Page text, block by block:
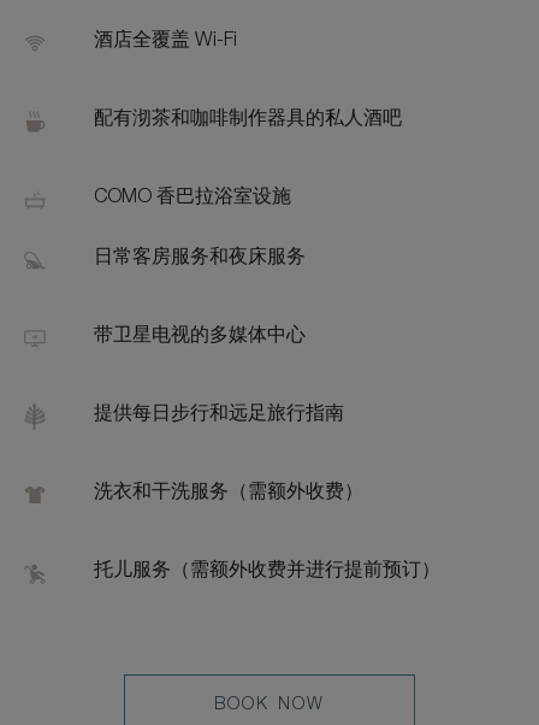
酒店全覆盖 Wi-Fi
配有沏茶和咖啡制作器具的私人酒吧
COMO 香巴拉浴室设施
日常客房服务和夜床服务
带卫星电视的多媒体中心
提供每日步行和远足旅行指南
洗衣和干洗服务（需额外收费）
托儿服务（需额外收费并进行提前预订）
LEARN
BOOK NOW